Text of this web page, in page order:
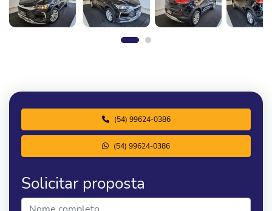
(54) 99624-0386
(54) 99624-0386
Solicitar proposta